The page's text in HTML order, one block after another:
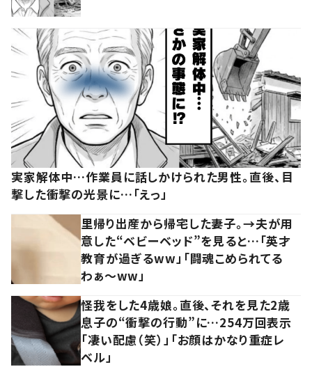
実家解体中…作業員に話しかけられた男性。直後、目
撃した衝撃の光景に…「えっ」
里帰り出産から帰宅した妻子。→夫が用
意した“ベビーベッド”を見ると…「英才
教育が過ぎるww」「闘魂こめられてる
わぁ～ww」
怪我をした4歳娘。直後、それを見た2歳
息子の“衝撃の行動”に…254万回表示
「凄い配慮（笑）」「お顔はかなり重症レ
ベル」